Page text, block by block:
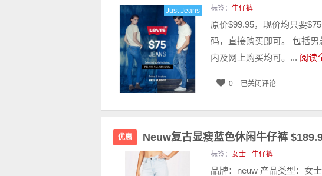
Just Jeans 标签： 牛仔裤
原价$99.95，现价均只要
码，直接购买即可。 包括男
内及网上购买均可。... 阅读
0 已关闭评论
优惠 Neuw复古显瘦蓝色休闲牛仔裤
标签： 女士 牛仔裤
品牌：neuw 产品类型：女